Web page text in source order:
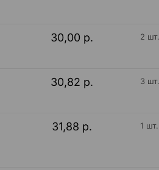
30,00 р. 2 шт.
30,82 р. 3 шт.
31,88 р. 1 шт.